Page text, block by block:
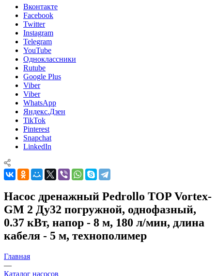
Вконтакте
Facebook
Twitter
Instagram
Telegram
YouTube
Одноклассники
Rutube
Google Plus
Viber
Viber
WhatsApp
Яндекс.Дзен
TikTok
Pinterest
Snapchat
LinkedIn
Насос дренажный Pedrollo TOP Vortex-
GM 2 Ду32 погружной, однофазный,
0.37 кВт, напор - 8 м, 180 л/мин, длина
кабеля - 5 м, технополимер
Главная
—
Каталог насосов